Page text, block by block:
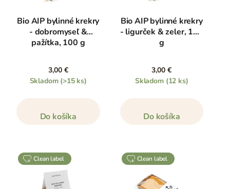
Bio AIP bylinné krekry
- dobromyseľ &
pažítka, 100 g
3,00 €
Skladom (>15 ks)
Do košíka
Bio AIP bylinné krekry
- ligurček & zeler, 100
g
3,00 €
Skladom (12 ks)
Do košíka
clean label clean label